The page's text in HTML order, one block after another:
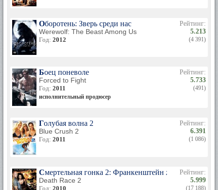
Оборотень: Зверь среди нас
Werewolf: The Beast Among Us
Год: 2012
Рейтинг:
5.213
(4 391)
Боец поневоле
Forced to Fight
Год: 2011
исполнительный продюсер
Рейтинг:
5.733
(491)
Голубая волна 2
Blue Crush 2
Год: 2011
Рейтинг:
6.391
(1 086)
Смертельная гонка 2: Франкенштейн жив
Death Race 2
Год: 2010
Рейтинг:
5.999
(17 188)